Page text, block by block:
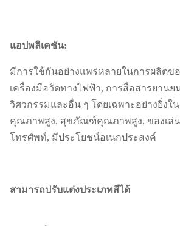
แอปพลิเคชัน:
มีการใช้กันอย่างแพร่หลายในการผลิตข
เครื่องมือวัดทางไฟฟ้า, การสื่อสารยานย
วิศวกรรมและอื่น ๆ โดยเฉพาะอย่างยิ่งใ
คุณภาพสูง, สุขภัณฑ์คุณภาพสูง, ของเล่น
โทรศัพท์, มีประโยชน์อเนกประสงค์
สามารถปรับแต่งประเภทสีได้